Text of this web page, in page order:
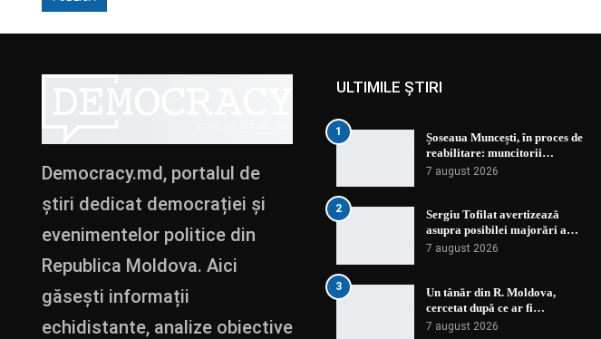
Democracy.md, portalul de
știri dedicat democrației și
evenimentelor politice din
Republica Moldova. Aici
găsești informații
echidistante, analize obiective
ULTIMILE ȘTIRI
1
Șoseaua Muncești, în proces de
reabilitare: muncitorii…
7 august 2026
2
Sergiu Tofilat avertizează
asupra posibilei majorări a…
7 august 2026
3
Un tânăr din R. Moldova,
cercetat după ce ar fi…
7 august 2026